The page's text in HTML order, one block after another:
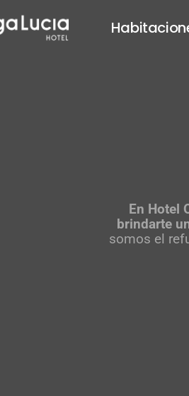
En Hotel
brindarte
somos el